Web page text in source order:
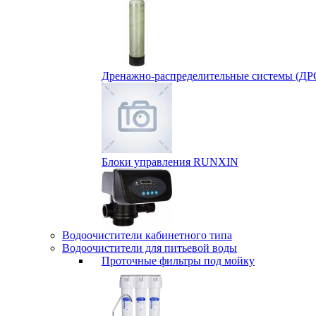
Дренажно-распределительные системы
Блоки управления RUNXIN
Водоочистители кабинетного типа
Водоочистители для питьевой воды
Проточные фильтры под мойку